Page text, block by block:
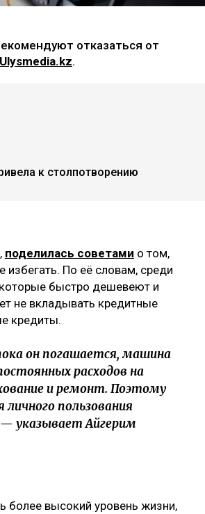
отказаться от
Ulysmedia.kz.
к столпотворению
поделилась советами о том,
По её словам, среди
быстро дешевеют и
не вкладывать кредитные
кредиты.
он погашается, машина
расходов на
и ремонт. Поэтому
пользования
— указывает Айгерим
более высокий уровень жизни,